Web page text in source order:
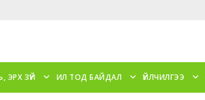
ЭРХ ЗҮЙ ИЛ ТОД БАЙДАЛ ҮЙЛЧИЛГЭЭ